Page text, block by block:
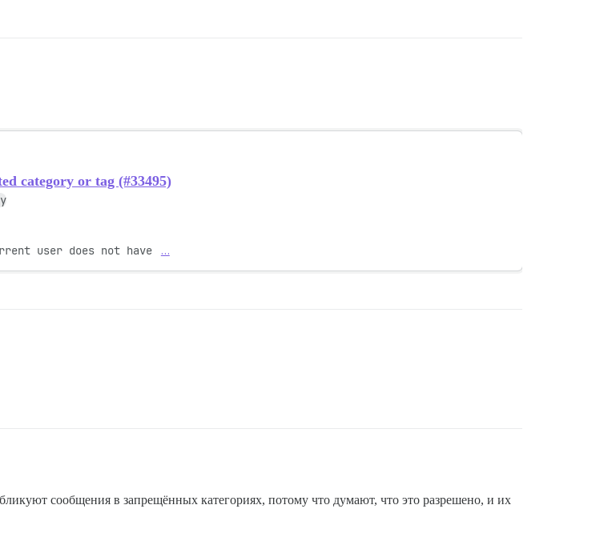
category or tag (#33495)
user does not have …
сообщения в запрещённых категориях, потому что думают, что это разрешено, и их